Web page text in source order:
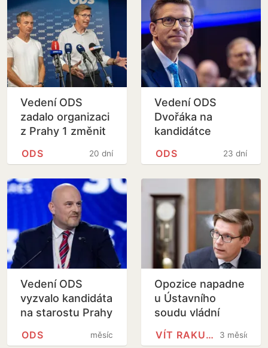
Vedení ODS
zadalo organizaci
z Prahy 1 změnit
20 dní
ODS
Vedení ODS
Dvořáka na
kandidátce
odejde sám
23 dní
ODS
Vedení ODS
vyzvalo kandidáta
na starostu Prahy
voleb odstoupilměsíc
ODS
Opozice napadne
u Ústavního
soudu vládní
novelu
k rozpočtům
3 měsíce
VÍT RAKUŠAN